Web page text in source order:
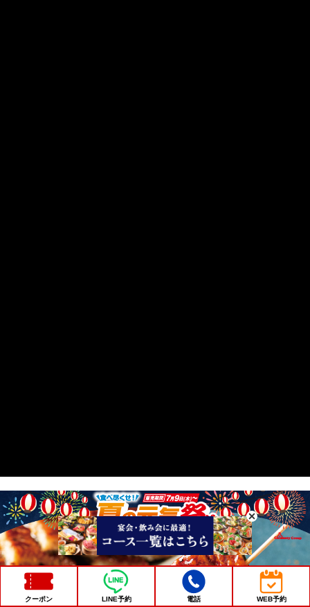
クーポン LINE予約 電話 WEB予約